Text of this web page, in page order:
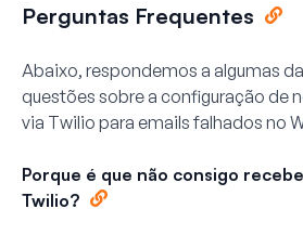
Perguntas Frequentes
Abaixo, respondemos a algumas
questões sobre a configuração de
via Twilio para emails falhados no
Porque é que não consigo
Twilio?